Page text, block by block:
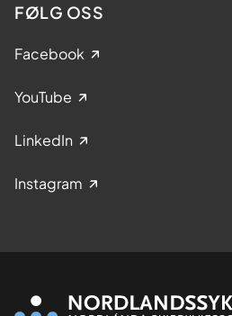
FØLG OSS
Facebook
YouTube
LinkedIn
Instagram